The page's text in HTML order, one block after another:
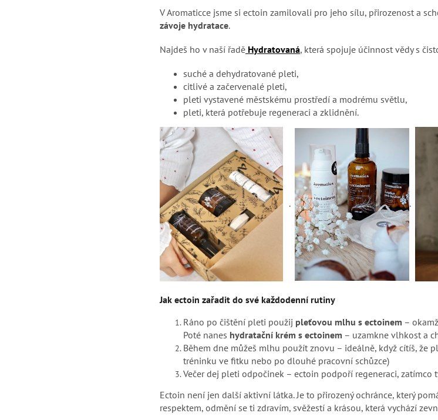
V Aromaticce jsme si ectoin zamilovali pro jeho sílu, přirozenost a
závoje hydratace.
Najdeš ho v naší řadě Hydratovaná, která spojuje účinnost vědy s
suché a dehydratované pleti,
citlivé a začervenalé pleti,
pleti vystavené městskému prostředí a modrému světlu,
pleti, která potřebuje regeneraci a zklidnění.
. .
Jak ectoin zařadit do své každodenní rutiny
Ráno po čištění pleti použij pleťovou mlhu s ectoinem –
Poté nanes hydratační krém s ectoinem – uzamkne vlhkost a
Během dne můžeš mlhu použít znovu – ideálně, když cítíš, že
tréninku ve fitku nebo po dlouhé pracovní schůzce)
Večer dej pleti odpočinek – ectoin podpoří regeneraci, zatímco
Ectoin není jen další aktivní látka. Je to přirozený ochránce, který
respektem, odmění se ti zdravím, svěžestí a krásou, která vychází